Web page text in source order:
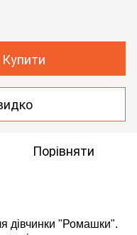
Купити
Порівняти
дівчинки "Ромашки".